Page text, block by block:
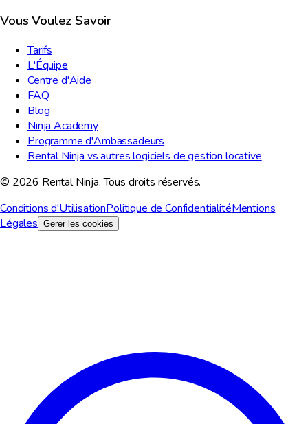
Vous Voulez Savoir
Tarifs
L'Équipe
Centre d'Aide
FAQ
Blog
Ninja Academy
Programme d'Ambassadeurs
Rental Ninja vs autres logiciels de gestion locative
© 2026 Rental Ninja. Tous droits réservés.
Conditions d'UtilisationPolitique de ConfidentialitéMentions
Légales Gerer les cookies
Nous utilisons des cookies pour ameliorer votre experience,
analyser le trafic du site et a des fins marketing. Vous pouvez
choisir les cookies a accepter.
Tout refuser Personnaliser